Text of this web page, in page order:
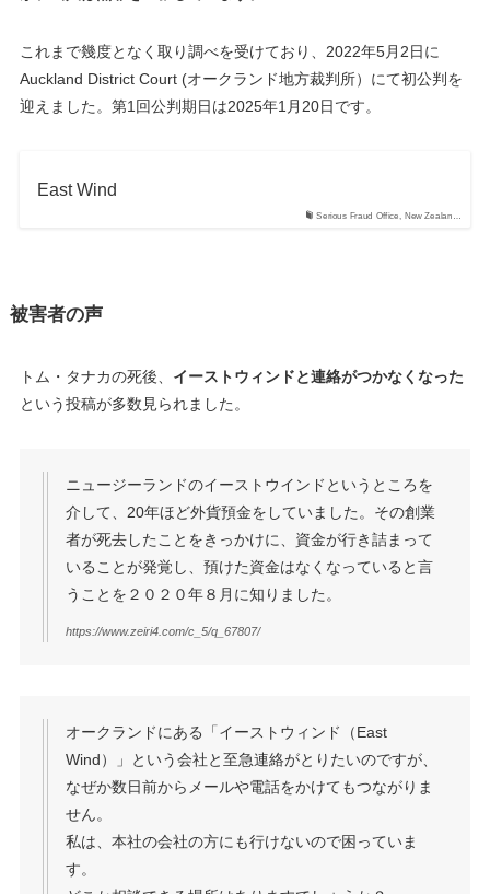
これまで幾度となく取り調べを受けており、2022年5月2日に
Auckland District Court (オークランド地方裁判所）にて初公判を
迎えました。第1回公判期日は2025年1月20日です。
Serious Fraud Office, New Zealan…
East Wind
被害者の声
トム・タナカの死後、 イーストウィンドと連絡がつかなくなった
という投稿が多数見られました。
ニュージーランドのイーストウインドというところを
介して、20年ほど外貨預金をしていました。その創業
者が死去したことをきっかけに、資金が行き詰まって
いることが発覚し、預けた資金はなくなっていると言
うことを２０２０年８月に知りました。
https://www.zeiri4.com/c_5/q_67807/
オークランドにある「イーストウィンド（East
Wind）」という会社と至急連絡がとりたいのですが、
なぜか数日前からメールや電話をかけてもつながりま
せん。
私は、本社の会社の方にも行けないので困っていま
す。